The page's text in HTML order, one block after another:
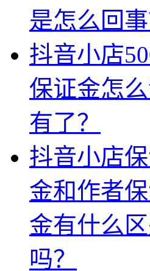
是怎么回事
抖音小店
保证金怎
有了？
抖音小店
金和作者
金有什么区
吗？